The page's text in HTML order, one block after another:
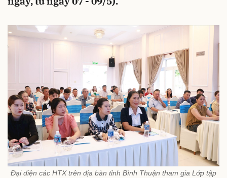
Đại diện các HTX trên địa bàn tỉnh Bình Thuận tham gia Lớp tập